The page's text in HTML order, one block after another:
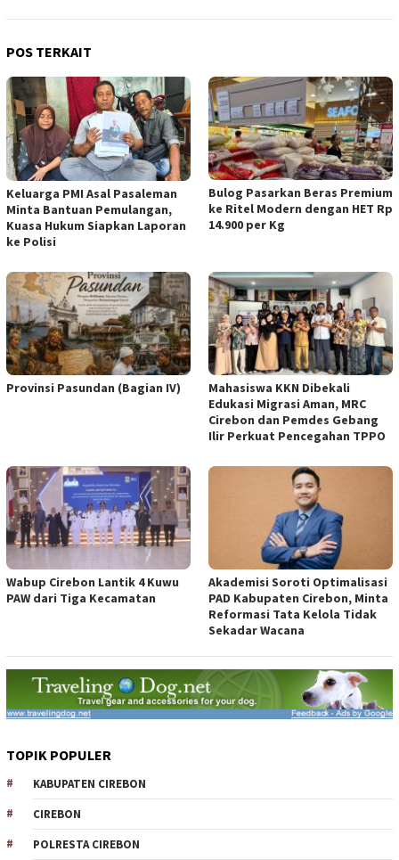
POS TERKAIT
Keluarga PMI Asal Pasaleman
Minta Bantuan Pemulangan,
Kuasa Hukum Siapkan Laporan
ke Polisi
Bulog Pasarkan Beras Premium
ke Ritel Modern dengan HET Rp
14.900 per Kg
Provinsi Pasundan (Bagian IV)
Mahasiswa KKN Dibekali
Edukasi Migrasi Aman, MRC
Cirebon dan Pemdes Gebang
Ilir Perkuat Pencegahan TPPO
Wabup Cirebon Lantik 4 Kuwu
PAW dari Tiga Kecamatan
Akademisi Soroti Optimalisasi
PAD Kabupaten Cirebon, Minta
Reformasi Tata Kelola Tidak
Sekadar Wacana
TOPIK POPULER
KABUPATEN CIREBON
CIREBON
POLRESTA CIREBON